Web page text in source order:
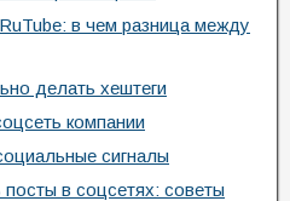
в чем разница между
делать хештеги
компании
сигналы
посты в соцсетях: советы